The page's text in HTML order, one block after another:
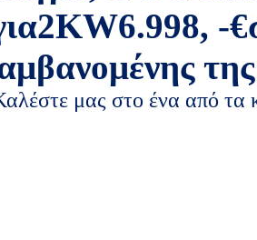
2KW6.998, -€
μας στο ένα από τα